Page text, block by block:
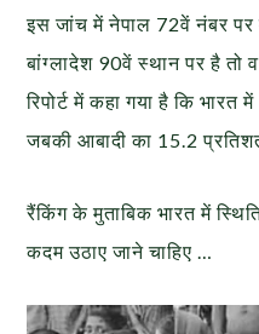
इस जांच में नेपाल 72वें नंबर पर
बांग्लादेश 90वें स्थान पर है तो
रिपोर्ट में कहा गया है कि
जबकी आबादी का 15.2
रैंकिंग के मुताबिक भारत में
कदम उठाए जाने चाहिए …